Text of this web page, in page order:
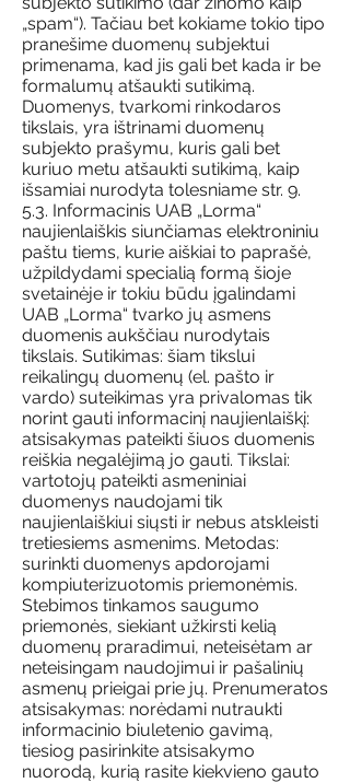
„spam“). Tačiau bet kokiame tokio tipo
pranešime duomenų subjektui
primenama, kad jis gali bet kada ir be
formalumų atšaukti sutikimą.
Duomenys, tvarkomi rinkodaros
tikslais, yra ištrinami duomenų
subjekto prašymu, kuris gali bet
kuriuo metu atšaukti sutikimą, kaip
išsamiai nurodyta tolesniame str. 9.
5.3. Informacinis UAB „Lorma“
naujienlaiškis siunčiamas elektroniniu
paštu tiems, kurie aiškiai to paprašė,
užpildydami specialią formą šioje
svetainėje ir tokiu būdu įgalindami
UAB „Lorma“ tvarko jų asmens
duomenis aukščiau nurodytais
tikslais. Sutikimas: šiam tikslui
reikalingų duomenų (el. pašto ir
vardo) suteikimas yra privalomas tik
norint gauti informacinį naujienlaiškį:
atsisakymas pateikti šiuos duomenis
reiškia negalėjimą jo gauti. Tikslai:
vartotojų pateikti asmeniniai
duomenys naudojami tik
naujienlaiškiui siųsti ir nebus atskleisti
tretiesiems asmenims. Metodas:
surinkti duomenys apdorojami
kompiuterizuotomis priemonėmis.
Stebimos tinkamos saugumo
priemonės, siekiant užkirsti kelią
duomenų praradimui, neteisėtam ar
neteisingam naudojimui ir pašalinių
asmenų prieigai prie jų. Prenumeratos
atsisakymas: norėdami nutraukti
informacinio biuletenio gavimą,
tiesiog pasirinkite atsisakymo
nuorodą, kurią rasite kiekvieno gauto